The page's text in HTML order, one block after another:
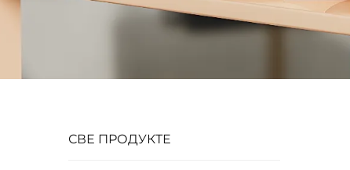
СВЕ ПРОДУКТЕ